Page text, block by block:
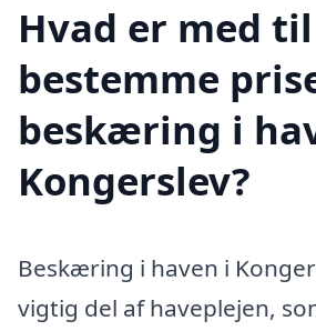
Hvad er med
bestemme
beskæring i
Kongerslev?
Beskæring i haven i
vigtig del af haveplejen,